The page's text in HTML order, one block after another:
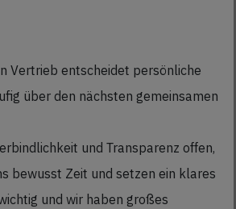
Vertrieb entscheidet persönliche
über den nächsten gemeinsamen
und Transparenz offen,
bewusst Zeit und setzen ein klares
und wir haben großes